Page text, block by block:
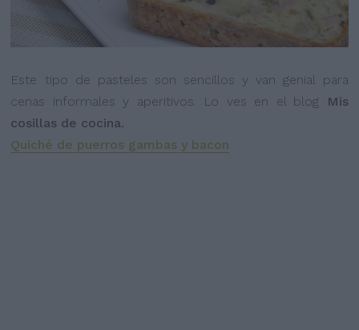
Este tipo de pasteles son sencillos y van genial para
cenas informales y aperitivos. Lo ves en el blog
Mis
cosillas de cocina.
Quiché de puerros gambas y bacon